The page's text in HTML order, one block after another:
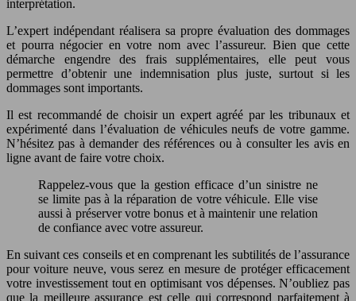
interprétation.
L’expert indépendant réalisera sa propre évaluation des dommages
et pourra négocier en votre nom avec l’assureur. Bien que cette
démarche engendre des frais supplémentaires, elle peut vous
permettre d’obtenir une indemnisation plus juste, surtout si les
dommages sont importants.
Il est recommandé de choisir un expert agréé par les tribunaux et
expérimenté dans l’évaluation de véhicules neufs de votre gamme.
N’hésitez pas à demander des références ou à consulter les avis en
ligne avant de faire votre choix.
Rappelez-vous que la gestion efficace d’un sinistre ne
se limite pas à la réparation de votre véhicule. Elle vise
aussi à préserver votre bonus et à maintenir une relation
de confiance avec votre assureur.
En suivant ces conseils et en comprenant les subtilités de l’assurance
pour voiture neuve, vous serez en mesure de protéger efficacement
votre investissement tout en optimisant vos dépenses. N’oubliez pas
que la meilleure assurance est celle qui correspond parfaitement à